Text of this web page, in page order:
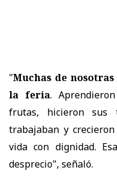
"Muchas de
la feria.
frutas, hicieron sus
trabajaban y
vida con dignidad.
desprecio", señaló.